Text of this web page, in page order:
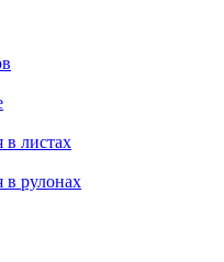
листах
рулонах